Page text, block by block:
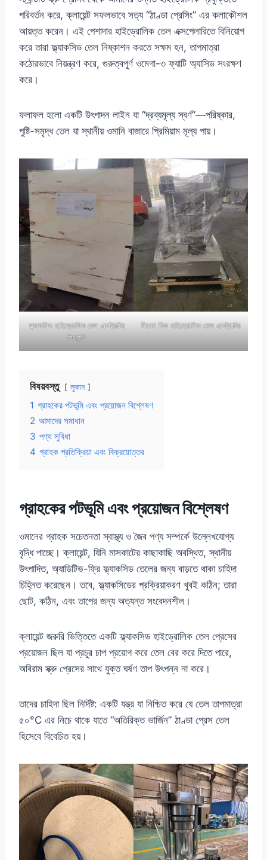
পরিবর্তন করে, ক্লায়েন্ট সফলভাবে সত্য “ঠাণ্ডা প্রেসিং” এর কলাকৌশল
আয়ত্ত করেন। এই পেশাদার হাইড্রোলিক তেল এক্সপেলারিতে বিনিয়োগ
করে তারা ফ্ল্যাকসিড তেল নিষ্কাশন করতে সক্ষম হন, তাপমাত্রা
কঠোরভাবে নিয়ন্ত্রণ করে, গুরুত্বপূর্ণ ওমেগা-৩ ফ্যাটি অ্যাসিড সংরক্ষণ
করে।
ফলাফল হলো একটি উৎপাদন লাইন যা “দ্রব্যমূল্য স্বর্ণ”—পরিষ্কার,
পুষ্টি-সমৃদ্ধ তেল যা স্থানীয় ওমানি বাজারে প্রিমিয়াম মূল্য পায়।
ফ্ল্যাকসিড হাইড্রোলিক তেল এক্সট্রাক্টর
শিপমেন্ট
লিনেন সিড হাইড্রোলিক তেল এক্সট্রাক্টর
বিষয়বস্তু লুকান
1 গ্রাহকের পটভূমি এবং প্রয়োজন বিশ্লেষণ
2 আমাদের সমাধান
3 পণ্য সুবিধা
4 গ্রাহক প্রতিক্রিয়া এবং বিক্রয়োত্তর
গ্রাহকের পটভূমি এবং প্রয়োজন বিশ্লেষণ
ওমানের গ্রাহক সচেতনতা স্বাস্থ্য ও জৈব পণ্য সম্পর্কে উল্লেখযোগ্য
বৃদ্ধি পাচ্ছে। ক্লায়েন্ট, যিনি মাসকাটের কাছাকাছি অবস্থিত, স্থানীয়
উৎপাদিত, অ্যাডিটিভ-ফ্রি ফ্ল্যাকসিড তেলের জন্য বাড়তে থাকা চাহিদা
চিহ্নিত করেছেন। তবে, ফ্ল্যাকসিডের প্রক্রিয়াকরণ খুবই কঠিন; তারা
ছোট, কঠিন, এবং তাপের জন্য অত্যন্ত সংবেদনশীল।
ক্লায়েন্ট জরুরি ভিত্তিতে একটি ফ্ল্যাকসিড হাইড্রোলিক তেল প্রেসের
প্রয়োজন ছিল যা প্রচুর চাপ প্রয়োগ করে তেল বের করে দিতে পারে,
অবিরাম স্ক্রু প্রেসের সাথে যুক্ত ঘর্ষণ তাপ উৎপন্ন না করে।
তাদের চাহিদা ছিল নির্দিষ্ট: একটি যন্ত্র যা নিশ্চিত করে যে তেল তাপমাত্রা
৫০°C এর নিচে থাকে যাতে “অতিরিক্ত ভার্জিন” ঠাণ্ডা প্রেস তেল
হিসেবে বিবেচিত হয়।